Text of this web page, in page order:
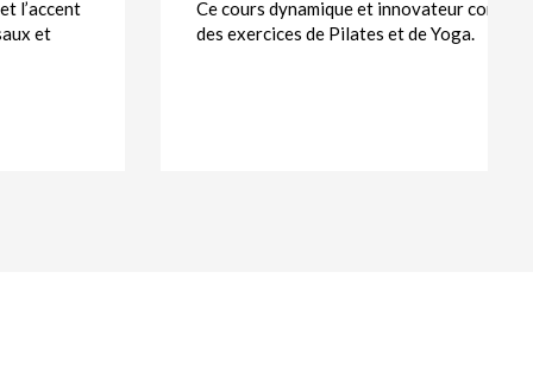
l’accent
et
Ce cours dynamique et innovateur combine
des exercices de Pilates et de Yoga.